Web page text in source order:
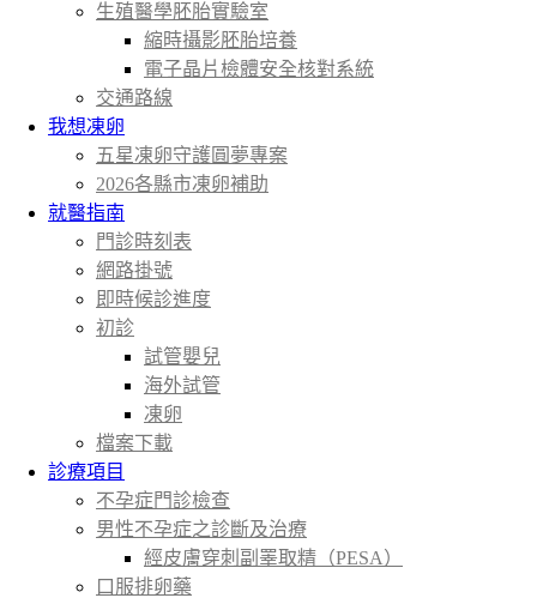
生殖醫學胚胎實驗室
縮時攝影胚胎培養
電子晶片檢體安全核對系統
交通路線
我想凍卵
五星凍卵守護圓夢專案
2026各縣市凍卵補助
就醫指南
門診時刻表
網路掛號
即時候診進度
初診
試管嬰兒
海外試管
凍卵
檔案下載
診療項目
不孕症門診檢查
男性不孕症之診斷及治療
經皮膚穿刺副睪取精（PESA）
口服排卵藥